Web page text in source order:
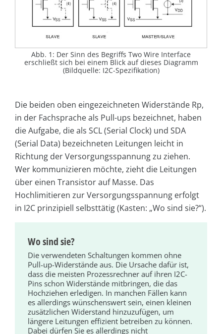
Abb. 1: Der Sinn des Begriffs Two Wire Interface
erschließt sich bei einem Blick auf dieses Diagramm
(Bildquelle: I2C-Spezifikation)
Die beiden oben eingezeichneten Widerstände Rp,
in der Fachsprache als Pull-ups bezeichnet, haben
die Aufgabe, die als SCL (Serial Clock) und SDA
(Serial Data) bezeichneten Leitungen leicht in
Richtung der Versorgungsspannung zu ziehen.
Wer kommunizieren möchte, zieht die Leitungen
über einen Transistor auf Masse. Das
Hochlimitieren zur Versorgungsspannung erfolgt
in I2C prinzipiell selbsttätig (Kasten: „Wo sind sie?“).
Wo sind sie?
Die verwendeten Schaltungen kommen ohne
Pull-up-Widerstände aus. Die Ursache dafür ist,
dass die meisten Prozessrechner auf ihren I2C-
Pins schon Widerstände mitbringen, die das
Hochziehen erledigen. In manchen Fällen kann
es allerdings wünschenswert sein, einen kleinen
zusätzlichen Widerstand hinzuzufügen, um
längere Leitungen effizient betreiben zu können.
Dabei dürfen Sie es allerdings nicht